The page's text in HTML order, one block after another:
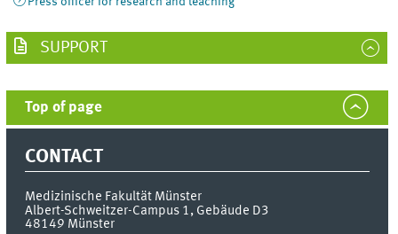
SUPPORT
Top of page
CONTACT
Medizinische Fakultät Münster
Albert-Schweitzer-Campus 1, Gebäude D3
48149 Münster